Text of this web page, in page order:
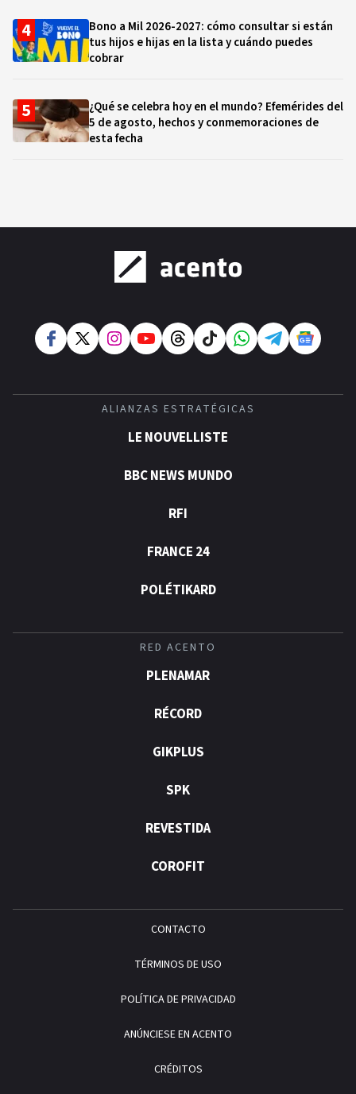
Bono a Mil 2026-2027: cómo consultar si están
tus hijos e hijas en la lista y cuándo puedes
cobrar
¿Qué se celebra hoy en el mundo? Efemérides del
5 de agosto, hechos y conmemoraciones de
esta fecha
ALIANZAS ESTRATÉGICAS
LE NOUVELLISTE
BBC NEWS MUNDO
RFI
FRANCE 24
POLÉTIKARD
RED ACENTO
PLENAMAR
RÉCORD
GIKPLUS
SPK
REVESTIDA
COROFIT
CONTACTO
TÉRMINOS DE USO
POLÍTICA DE PRIVACIDAD
ANÚNCIESE EN ACENTO
CRÉDITOS